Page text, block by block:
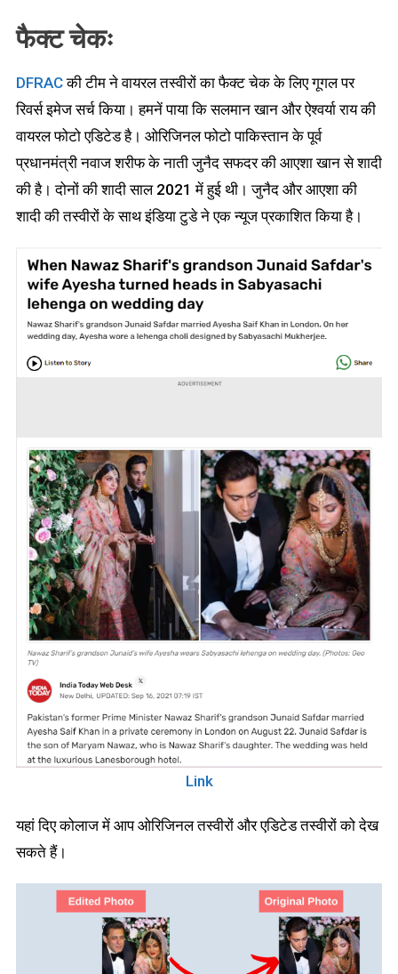
फैक्ट चेकः
DFRACकी टीम ने वायरल तस्वीरों का फैक्ट चेक के लिए गूगल पर
रिवर्स इमेज सर्च किया। हमनें पाया कि सलमान खान और ऐश्वर्या राय की
वायरल फोटो एडिटेड है। ओरिजिनल फोटो पाकिस्तान के पूर्व
प्रधानमंत्री नवाज शरीफ के नाती जुनैद सफदर की आएशा खान से शादी
की है। दोनों की शादी साल 2021 में हुई थी। जुनैद और आएशा की
शादी की तस्वीरों के साथ इंडिया टुडे ने एक न्यूज प्रकाशित किया है।
Link
यहां दिए कोलाज में आप ओरिजिनल तस्वीरों और एडिटेड तस्वीरों को देख
सकते हैं।